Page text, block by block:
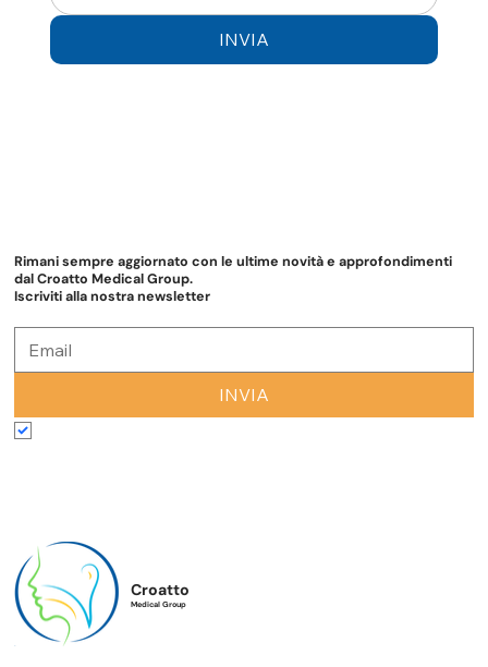
INVIA
Rimani sempre aggiornato con le ultime novità e approfondimenti
dal Croatto Medical Group.
Iscriviti alla nostra newsletter
INVIA
Croatto
Medical Group